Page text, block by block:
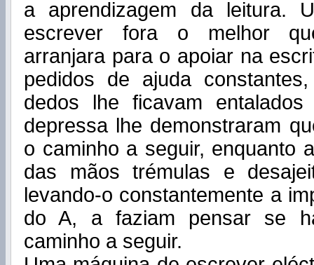
a aprendizagem da leitura.
escrever fora o melhor
arranjara para o apoiar na
pedidos de ajuda
dedos lhe ficavam
depressa lhe demonstraram
o caminho a seguir, enquanto
das mãos trémulas e
levando-o constantemente a
do A, a faziam pensar se
caminho a seguir.